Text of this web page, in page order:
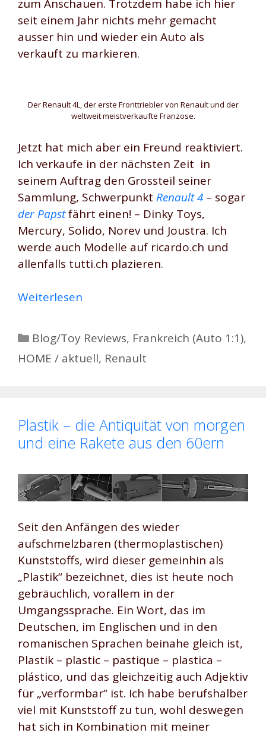
zum Anschauen. Trotzdem habe ich hier
seit einem Jahr nichts mehr gemacht
ausser hin und wieder ein Auto als
verkauft zu markieren.
Der Renault 4L, der erste Fronttriebler von Renault und der
weltweit meistverkaufte Franzose.
Jetzt hat mich aber ein Freund reaktiviert.
Ich verkaufe in der nächsten Zeit in
seinem Auftrag den Grossteil seiner
Sammlung, Schwerpunkt Renault 4 – sogar
der Papstfährt einen! – Dinky Toys,
Mercury, Solido, Norev und Joustra. Ich
werde auch Modelle auf ricardo.ch und
allenfalls tutti.ch plazieren.
Weiterlesen
Kategorien
Blog/Toy Reviews, Frankreich (Auto 1:1),
HOME / aktuell, Renault
Plastik – die Antiquität von morgen
und eine Rakete aus den 60ern
Seit den Anfängen des wieder
aufschmelzbaren (thermoplastischen)
Kunststoffs, wird dieser gemeinhin als
„Plastik“ bezeichnet, dies ist heute noch
gebräuchlich, vorallem in der
Umgangssprache. Ein Wort, das im
Deutschen, im Englischen und in den
romanischen Sprachen beinahe gleich ist,
Plastik – plastic – pastique – plastica –
plástico, und das gleichzeitig auch Adjektiv
für „verformbar“ ist. Ich habe berufshalber
viel mit Kunststoff zu tun, wohl deswegen
hat sich in Kombination mit meiner